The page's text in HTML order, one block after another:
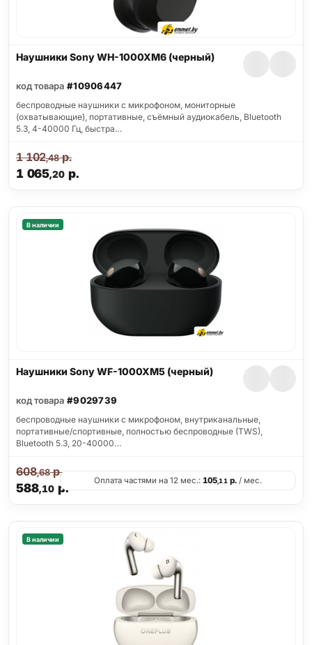
Наушники Sony WH-1000XM6 (черный)
код товара #10906447
беспроводные наушники с микрофоном, мониторные
(охватывающие), портативные, съёмный аудиокабель, Bluetooth
5.3, 4-40000 Гц, быстра…
1 065,20 р.
1 102,48р.
В наличии
Наушники Sony WF-1000XM5 (черный)
код товара #9029739
беспроводные наушники с микрофоном, внутриканальные,
портативные/спортивные, полностью беспроводные (TWS),
Bluetooth 5.3, 20-40000…
588,10р.
608,68р.
Оплата частями на 12 мес.:105,11р./ мес.
В наличии